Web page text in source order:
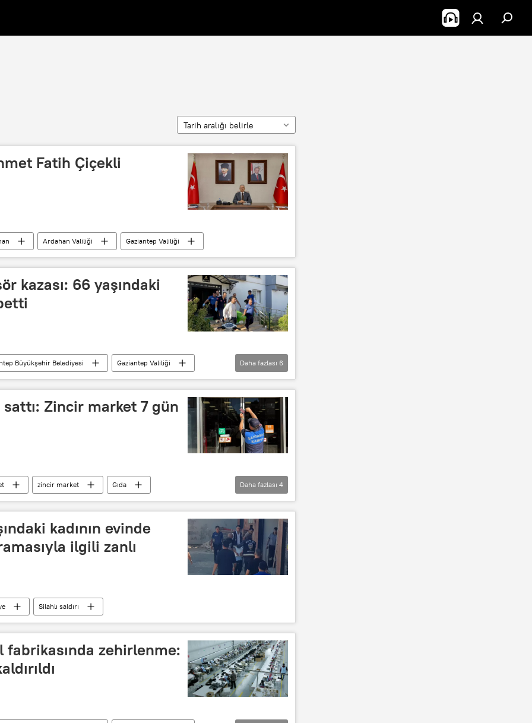
Tarih aralığı belirle
Fatih Çiçekli
Ardahan Valiliği Gaziantep Valiliği
kazası: 66 yaşındaki
Büyükşehir Belediyesi
Gaziantep Valiliği
Asansör Asansör faciası
Kaza
Daha fazlası 6
Zincir market 7 gün
zincir market
Gıda
Zabıta Şahinbey ilçesi Şahinbey
Daha fazlası 4
kadının evinde
ilgili zanlı
Silahlı saldırı
zehirlenme: